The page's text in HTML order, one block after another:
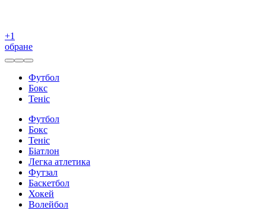
+1
обране
Футбол
Бокс
Теніс
Футбол
Бокс
Теніс
Біатлон
Легка атлетика
Футзал
Баскетбол
Хокей
Волейбол